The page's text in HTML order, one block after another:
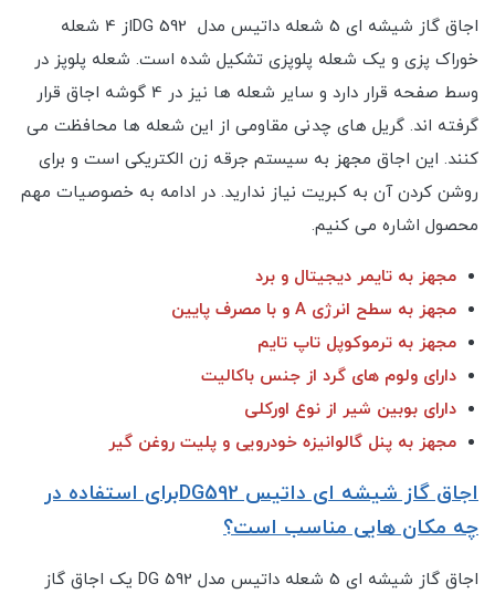
اجاق گاز شیشه ای 5 شعله داتیس مدل DG 592از 4 شعله
خوراک پزی و یک شعله پلوپزی تشکیل شده است. شعله پلوپز در
وسط صفحه قرار دارد و سایر شعله ها نیز در 4 گوشه اجاق قرار
گرفته اند. گریل های چدنی مقاومی از این شعله ها محافظت می
کنند. این اجاق مجهز به سیستم جرقه زن الکتریکی است و برای
روشن کردن آن به کبریت نیاز ندارید. در ادامه به خصوصیات مهم
محصول اشاره می کنیم.
مجهز به تایمر دیجیتال و برد
مجهز به سطح انرژی A و با مصرف پایین
مجهز به ترموکوپل تاپ تایم
دارای ولوم های گرد از جنس باکالیت
دارای بوبین شیر از نوع اورکلی
مجهز به پنل گالوانیزه خودرویی و پلیت روغن گیر
اجاق گاز شیشه ای داتیس DG592برای استفاده در
چه مکان هایی مناسب است؟
اجاق گاز شیشه ای 5 شعله داتیس مدل DG 592 یک اجاق گاز